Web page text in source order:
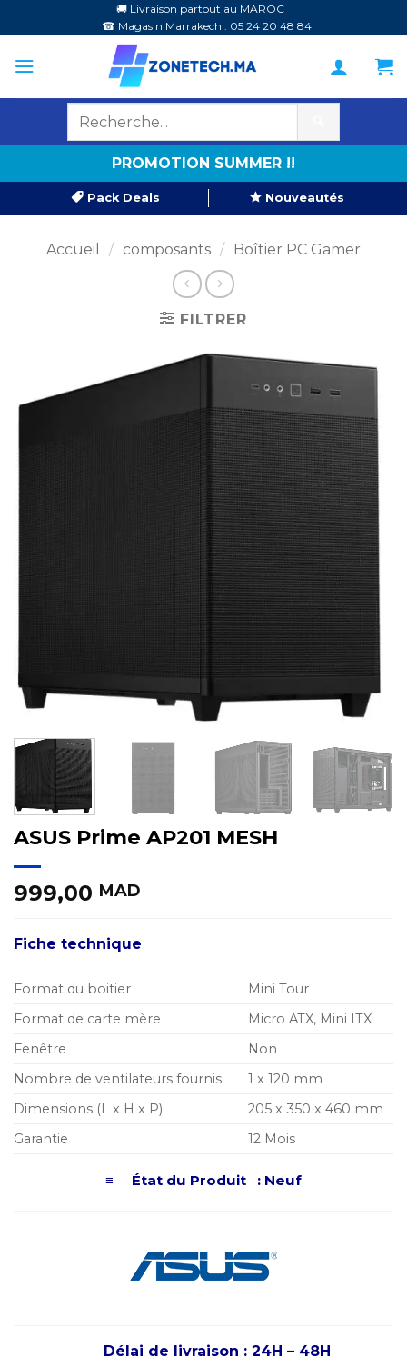
au
contenu
🚚 Livraison partout au MAROC
☎ Magasin Marrakech : 05 24 20 48 84
PROMOTION SUMMER !!
Pack Deals Nouveautés
Accueil / composants / Boîtier PC Gamer
FILTRER
ASUS Prime AP201 MESH
999,00 MAD
Fiche technique
Format du boitier
Mini Tour
Format de carte mère
Micro ATX, Mini ITX
Fenêtre
Non
Nombre de ventilateurs fournis
1 x 120 mm
Dimensions (L x H x P)
205 x 350 x 460 mm
Garantie
12 Mois
≡ État du Produit : Neuf
Délai de livraison : 24H – 48H